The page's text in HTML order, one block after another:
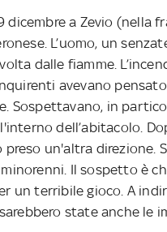
dicembre a Zevio (nella
L’uomo, un
dalle fiamme.
avevano
Sospettavano, in
dell’abitacolo.
preso un'altra direzione.
Il sospetto è
un terribile gioco. A
state anche le